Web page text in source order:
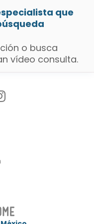
que
o busca
vídeo consulta.